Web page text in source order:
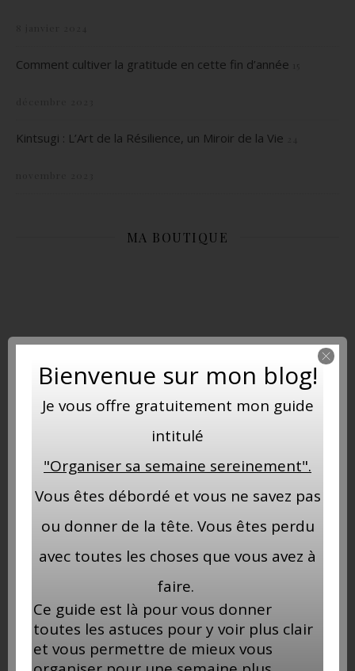
Comment cultiver la gratitude en cette fin d’année
Kintsugi : L’Art de la Résilience, un Miroir de la Vie
MA BOUTIQUE
Ma boutique
INSTAGRAM
Bienvenue sur mon blog!
Je vous offre gratuitement mon guide
intitulé
"Organiser sa semaine sereinement".
Vous êtes débordé et vous ne savez pas
ou donner de la tête. Vous êtes perdu
avec toutes les choses que vous avez à
faire.
Ce guide est là pour vous donner
toutes les astuces pour y voir plus clair
et vous permettre de mieux vous